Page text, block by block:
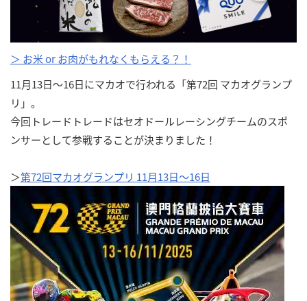
＞ お米 or お肉がもれなくもらえる？！
11月13日〜16日にマカオで行われる「第72回 マカオグランプ
リ」。
今回トレードトレードはセオドールレーシングチームのスポ
ンサーとして参戦することが決まりました！
＞第72回マカオグランプリ 11月13日～16日